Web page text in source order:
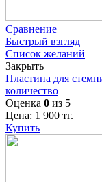
Сравнение
Быстрый взгляд
Список желаний
Закрыть
Пластина для
количество
Оценка 0 из 5
Цена: 1 900 тг.
Купить